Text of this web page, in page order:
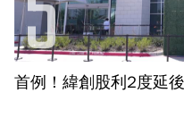
首例！緯創股利2度延